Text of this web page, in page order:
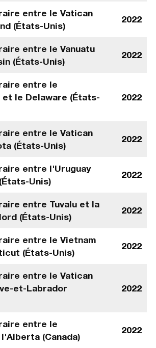
entre le Vatican
(États-Unis)
2022
entre le Vanuatu
(États-Unis)
2022
entre le
et le Delaware (États-
2022
entre le Vatican
(États-Unis)
2022
entre l'Uruguay
Unis)
2022
entre Tuvalu et la
(États-Unis)
2022
entre le Vietnam
(États-Unis)
2022
entre le Vatican
et-Labrador
2022
entre le
(Canada)
2022